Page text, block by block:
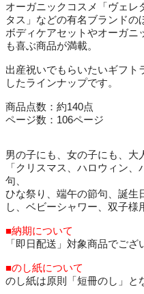
オーガニックコスメ「ヴェレ
タス」などの有名ブランドの
ボディケアセットやオーガニ
も喜ぶ商品が満載。
出産祝いでもらいたいギフト
したラインナップです。
商品点数：約140点
ページ数：106ページ
男の子にも、女の子にも、大
「クリスマス、ハロウィン
句、
ひな祭り、端午の節句、誕生
し、ベビーシャワー、双子様
■納期について
「即日配送」対象商品でござ
■のし紙について
のし紙は原則「短冊のし」と